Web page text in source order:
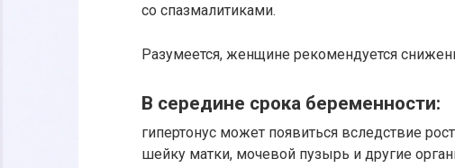
со спазмалитиками.
Разумеется, женщине рекомендуется
В середине срока беременности:
гипертонус может появиться вследствие
шейку матки, мочевой пузырь и другие